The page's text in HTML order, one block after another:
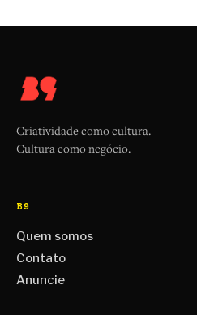
Criatividade como cultura.
Cultura como negócio.
B9
Quem somos
Contato
Anuncie